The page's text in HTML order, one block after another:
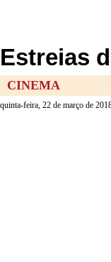
Estreias
CINEMA
quinta-feira, 22 de março de